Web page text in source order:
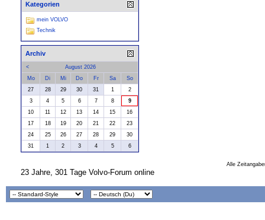
Kategorien
mein VOLVO
Technik
Archiv
<
August 2026
Mo
Di Mi Do Fr Sa
So
27
28 29 30 31 1
2
3
4 5 6 7 8
9
10
11 12 13 14 15
16
17
18 19 20 21 22
23
24
25 26 27 28 29
30
31
1 2 3 4 5 6
Alle
23 Jahre, 301 Tage Volvo-Forum online